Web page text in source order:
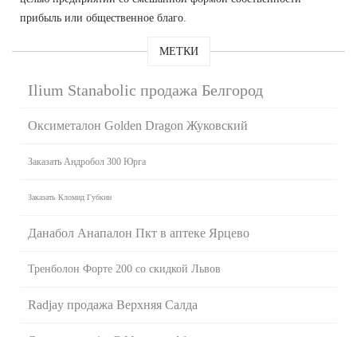
прибыль или общественное благо.
МЕТКИ
Ilium Stanabolic продажа Белгород
Оксиметалон Golden Dragon Жуковский
Заказать Андробол 300 Юрга
Заказать Кломид Губкин
Данабол Анапалон Пкт в аптеке Ярцево
Тренболон Форте 200 со скидкой Львов
Radjay продажа Верхняя Салда